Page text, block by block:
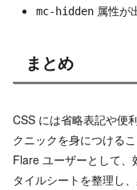
mc-hidden属性が
まとめ
CSS には省略表記や便
クニックを身につける
Flare ユーザーとして、
タイルシートを整理し